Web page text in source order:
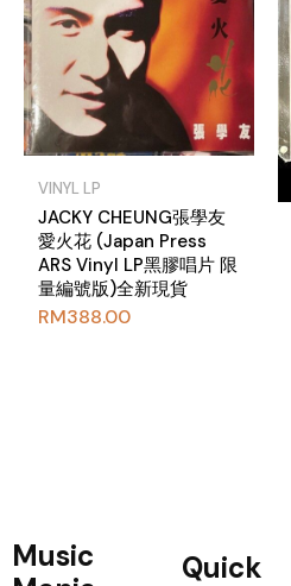
VINYL LP
JACKY CHEUNG張學友
愛火花 (Japan Press
ARS Vinyl LP黑膠唱片 限
量編號版)全新現貨
RM388.00
Music
Quick